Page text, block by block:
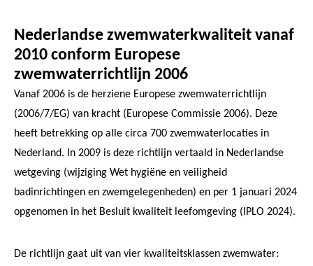
Nederlandse zwemwaterkwaliteit vanaf
2010 conform Europese
zwemwaterrichtlijn 2006
Vanaf 2006 is de herziene Europese zwemwaterrichtlijn
(2006/7/EG) van kracht (Europese Commissie 2006). Deze
heeft betrekking op alle circa 700 zwemwaterlocaties in
Nederland. In 2009 is deze richtlijn vertaald in Nederlandse
wetgeving (wijziging Wet hygiëne en veiligheid
badinrichtingen en zwemgelegenheden) en per 1 januari 2024
opgenomen in het Besluit kwaliteit leefomgeving (IPLO 2024).
De richtlijn gaat uit van vier kwaliteitsklassen zwemwater: